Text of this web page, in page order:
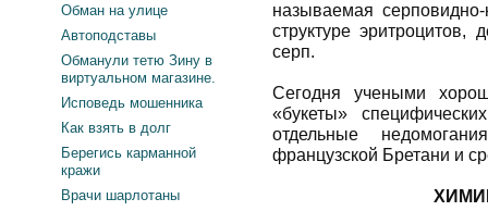
называемая
структуре
серп.
Сегодня учеными
«букеты»
отдельные
французской Бретани и
Обман на улице
Автоподставы
Обманули тетю Зину в
виртуальном магазине.
Исповедь мошенника
Как взять в долг
Берегись карманной
кражи
Врачи шарлотаны